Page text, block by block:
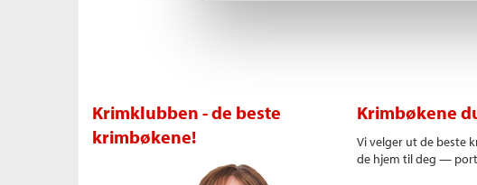
Krimklubben - de beste
krimbøkene!
Krimbøkene
Vi velger ut de beste
de hjem til deg —